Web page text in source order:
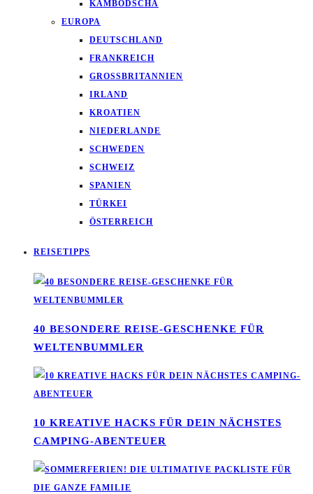
KAMBODSCHA
EUROPA
DEUTSCHLAND
FRANKREICH
GROSSBRITANNIEN
IRLAND
KROATIEN
NIEDERLANDE
SCHWEDEN
SCHWEIZ
SPANIEN
TÜRKEI
ÖSTERREICH
REISETIPPS
40 BESONDERE REISE-GESCHENKE FÜR
WELTENBUMMLER
10 KREATIVE HACKS FÜR DEIN NÄCHSTES
CAMPING-ABENTEUER